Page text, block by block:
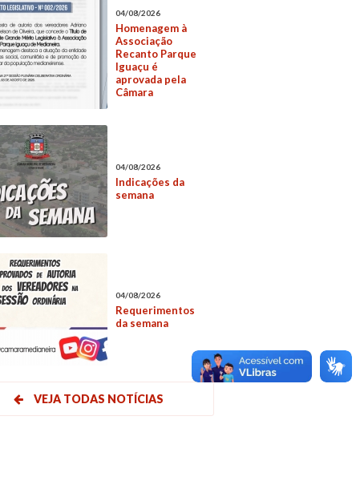
04/08/2026
Homenagem à
Associação
Recanto Parque
Iguaçu é
aprovada pela
Câmara
04/08/2026
Indicações da
semana
04/08/2026
Requerimentos
da semana
VEJA TODAS NOTÍCIAS